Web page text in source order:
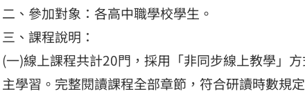
二、參加對象：各高中職學校學生。
三、課程說明：
(一)線上課程共計20門，採用「非同步線上教學」
主學習。完整閱讀課程全部章節，符合研讀時數規